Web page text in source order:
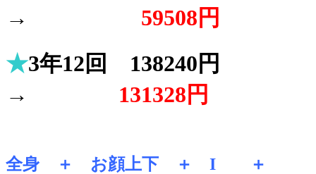
→
59508円
★3年12回 138240円
→ 131328円
全身 ＋ お顔上下 ＋ I ＋